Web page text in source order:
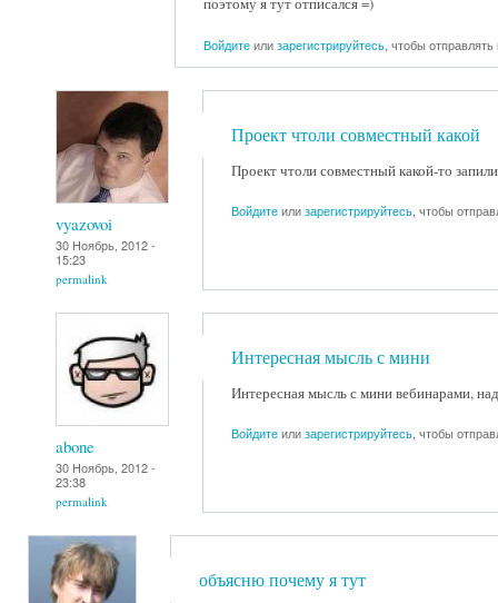
Войдитеилизарегистрируйтесь, чтобы
vyazovoi
30 Ноябрь, 2012 -
15:23
permalink
Проект чтоли совместный какой
Проект чтоли совместный какой-то
Войдитеилизарегистрируйтесь, чтобы
abone
30 Ноябрь, 2012 -
23:38
permalink
Интересная мысль с мини
Интересная мысль с мини вебинарами,
Войдитеилизарегистрируйтесь, чтобы
объясню почему я тут